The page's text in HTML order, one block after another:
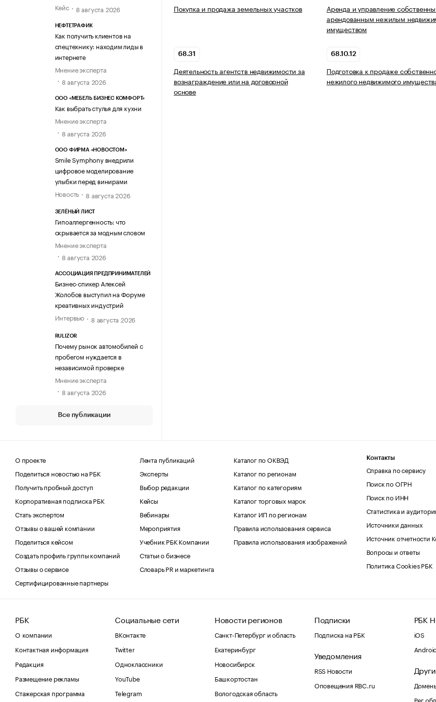
Кейс
8 августа 2026
НЕФТЕТРАФИК
Как получить клиентов на
спецтехнику: находим лиды в
интернете
Мнение эксперта
8 августа 2026
ООО «МЕБЕЛЬ БИЗНЕС КОМФОРТ»
Как выбрать стулья для кухни
Мнение эксперта
8 августа 2026
ООО ФИРМА «НОВОСТОМ»
Smile Symphony внедрили
цифровое моделирование
улыбки перед винирами
Новость
8 августа 2026
ЗЕЛЁНЫЙ ЛИСТ
Гипоаллергенность: что
скрывается за модным словом
Мнение эксперта
8 августа 2026
АССОЦИАЦИЯ ПРЕДПРИНИМАТЕЛЕЙ
Бизнес-спикер Алексей
Жолобов выступил на Форуме
креативных индустрий
Интервью
8 августа 2026
RULIZOR
Почему рынок автомобилей с
пробегом нуждается в
независимой проверке
Мнение эксперта
8 августа 2026
Все публикации
Покупка и продажа земельных участков
Аренда и управление
арендованным нежилым
имуществом
68.31
Деятельность агентств недвижимости за
вознаграждение или на договорной
основе
68.10.12
Подготовка к продаже
нежилого недвижимого
О проекте
Поделиться новостью на РБК
Получить пробный доступ
Корпоративная подписка РБК
Стать экспертом
Отзывы о вашей компании
Поделиться кейсом
Создать профиль группы компаний
Отзывы о сервисе
Сертифицированные партнеры
Лента публикаций
Эксперты
Выбор редакции
Кейсы
Вебинары
Мероприятия
Учебник РБК Компании
Статьи о бизнесе
Словарь PR и маркетинга
Каталог по ОКВЭД
Каталог по регионам
Каталог по категориям
Каталог торговых марок
Каталог ИП по регионам
Правила использования сервиса
Правила использования изображений
Контакты
Справка по сервису
Поиск по ОГРН
Поиск по ИНН
Статистика и
Источники данных
Источник отчетности
Вопросы и ответы
Политика Cookies РБК
РБК
О компании
Контактная информация
Редакция
Размещение рекламы
Стажерская программа
Социальные сети
ВКонтакте
Twitter
Одноклассники
YouTube
Telegram
Новости регионов
Санкт-Петербург и область
Екатеринбург
Новосибирск
Башкортостан
Вологодская область
Подписки
Подписка на РБК
Уведомления
RSS Новости
Оповещения RBC.ru
РБК
iOS